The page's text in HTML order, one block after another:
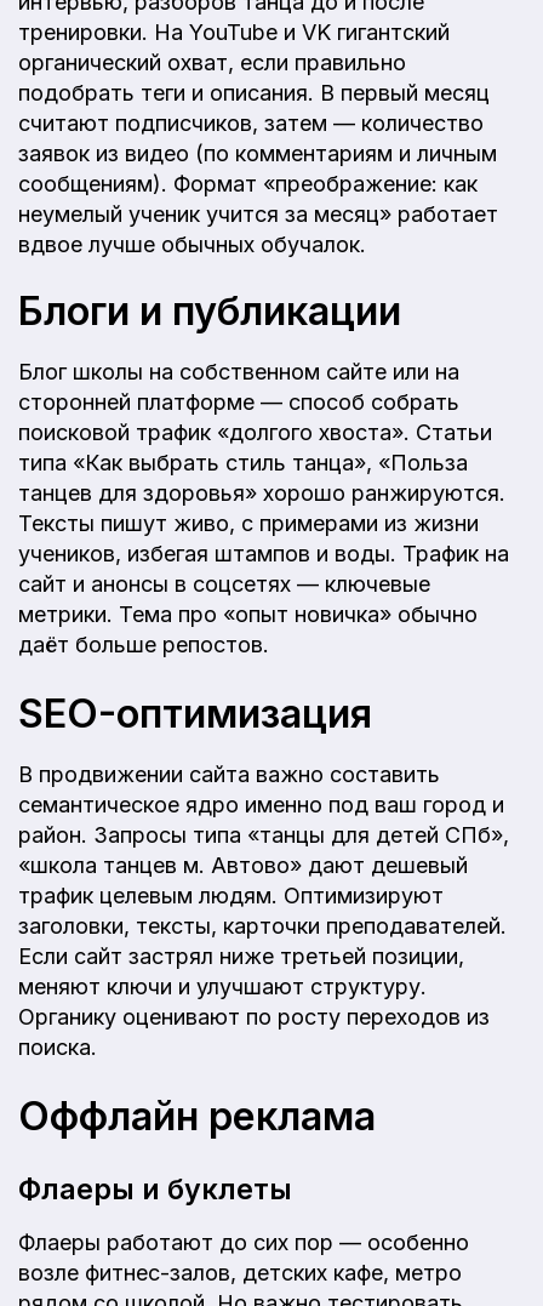
тренировки. На YouTube и VK гигантский
органический охват, если правильно
подобрать теги и описания. В первый месяц
считают подписчиков, затем — количество
заявок из видео (по комментариям и личным
сообщениям). Формат «преображение: как
неумелый ученик учится за месяц» работает
вдвое лучше обычных обучалок.
Блоги и публикации
Блог школы на собственном сайте или на
сторонней платформе — способ собрать
поисковой трафик «долгого хвоста». Статьи
типа «Как выбрать стиль танца», «Польза
танцев для здоровья» хорошо ранжируются.
Тексты пишут живо, с примерами из жизни
учеников, избегая штампов и воды. Трафик на
сайт и анонсы в соцсетях — ключевые
метрики. Тема про «опыт новичка» обычно
даёт больше репостов.
SEO-оптимизация
В продвижении сайта важно составить
семантическое ядро именно под ваш город и
район. Запросы типа «танцы для детей СПб»,
«школа танцев м. Автово» дают дешевый
трафик целевым людям. Оптимизируют
заголовки, тексты, карточки преподавателей.
Если сайт застрял ниже третьей позиции,
меняют ключи и улучшают структуру.
Органику оценивают по росту переходов из
поиска.
Оффлайн реклама
Флаеры и буклеты
Флаеры работают до сих пор — особенно
возле фитнес-залов, детских кафе, метро